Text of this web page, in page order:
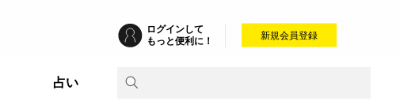
ログインして
もっと便利に！
新規会員登録
占い